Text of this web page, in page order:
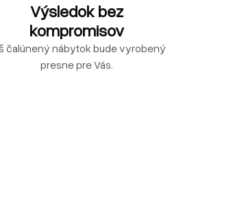
Výsledok bez
kompromisov
čalúnený nábytok bude vyrobený
presne pre Vás.